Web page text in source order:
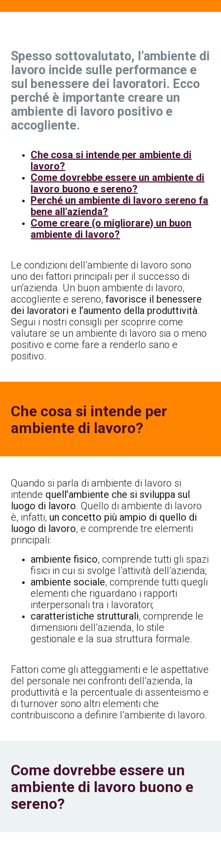
Spesso sottovalutato, l’ambiente di
lavoro incide sulle performance e
sul benessere dei lavoratori. Ecco
perché è importante creare un
ambiente di lavoro positivo e
accogliente.
Che cosa si intende per ambiente di
lavoro?
Come dovrebbe essere un ambiente di
lavoro buono e sereno?
Perché un ambiente di lavoro sereno fa
bene all'azienda?
Come creare (o migliorare) un buon
ambiente di lavoro?
Le condizioni dell’ambiente di lavoro sono
uno dei fattori principali per il successo di
un’azienda. Un buon ambiente di lavoro,
accogliente e sereno,favorisce il benessere
dei lavoratori e l’aumento della produttività.
Segui i nostri consigli per scoprire come
valutare se un ambiente di lavoro sia o meno
positivo e come fare a renderlo sano e
positivo.
Che cosa si intende per
ambiente di lavoro?
Quando si parla di ambiente di lavoro si
intende quell’ambiente che si sviluppa sul
luogo di lavoro. Quello di ambiente di lavoro
è, infatti, un concetto più ampio di quello di
luogo di lavoro, e comprende tre elementi
principali:
ambiente fisico, comprende tutti gli spazi
fisici in cui si svolge l’attività dell’azienda;
ambiente sociale, comprende tutti quegli
elementi che riguardano i rapporti
interpersonali tra i lavoratori;
caratteristiche strutturali, comprende le
dimensioni dell’azienda, lo stile
gestionale e la sua struttura formale.
Fattori come gli atteggiamenti e le aspettative
del personale nei confronti dell’azienda, la
produttività e la percentuale di assenteismo e
di turnover sono altri elementi che
contribuiscono a definire l’ambiente di lavoro.
Come dovrebbe essere un
ambiente di lavoro buono e
sereno?